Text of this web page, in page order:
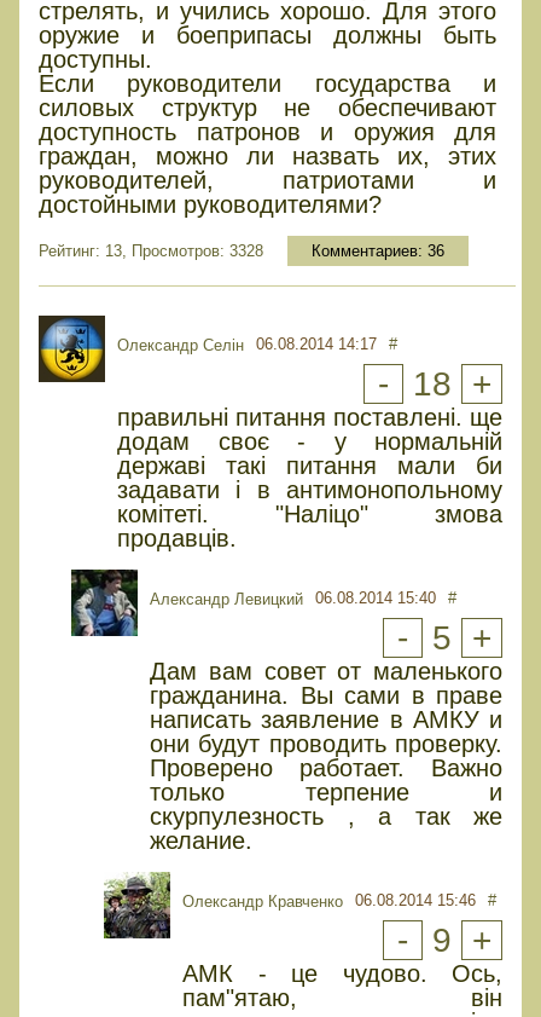
стрелять, и учились хорошо. Для этого
оружие и боеприпасы должны быть
доступны.
Если руководители государства и
силовых структур не обеспечивают
доступность патронов и оружия для
граждан, можно ли назвать их, этих
руководителей, патриотами и
достойными руководителями?
Рейтинг: 13, Просмотров: 3328 Комментариев: 36
Олександр Селін 06.08.2014 14:17 #
- 18 +
правильні питання поставлені. ще
додам своє - у нормальній
державі такі питання мали би
задавати і в антимонопольному
комітеті. "Наліцо" змова
продавців.
Александр Левицкий 06.08.2014 15:40 #
- 5 +
Дам вам совет от маленького
гражданина. Вы сами в праве
написать заявление в АМКУ и
они будут проводить проверку.
Проверено работает. Важно
только терпение и
скурпулезность , а так же
желание.
Олександр Кравченко 06.08.2014 15:46 #
- 9 +
АМК - це чудово. Ось,
пам"ятаю, він